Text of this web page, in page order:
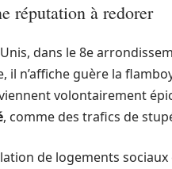
réputation à redorer
dans le 8e
il n’affiche guère la
volontairement
, comme des trafics de
de logements